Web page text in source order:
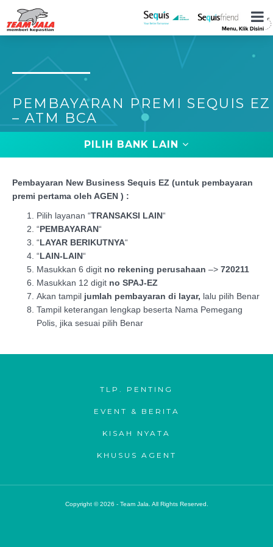
PEMBAYARAN PREMI SEQUIS EZ
– ATM BCA
PILIH BANK LAIN
Pembayaran New Business Sequis EZ (untuk pembayaran
premi pertama oleh AGEN ) :
Pilih layanan “TRANSAKSI LAIN“
“PEMBAYARAN“
“LAYAR BERIKUTNYA“
“LAIN-LAIN“
Masukkan 6 digit no rekening perusahaan –> 720211
Masukkan 12 digit no SPAJ-EZ
Akan tampil jumlah pembayaran di layar, lalu pilih Benar
Tampil keterangan lengkap beserta Nama Pemegang
Polis, jika sesuai pilih Benar
TLP. PENTING
EVENT & BERITA
KISAH NYATA
KHUSUS AGENT
Copyright © 2026 - Team Jala. All Rights Reserved.